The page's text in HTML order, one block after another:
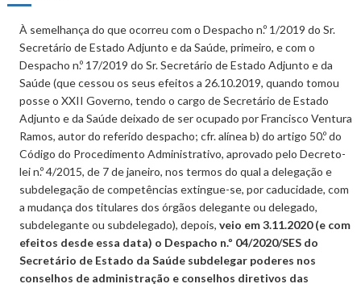
À semelhança do que ocorreu com o Despacho n.º 1/2019 do Sr.
Secretário de Estado Adjunto e da Saúde, primeiro, e com o
Despacho n.º 17/2019 do Sr. Secretário de Estado Adjunto e da
Saúde (que cessou os seus efeitos a 26.10.2019, quando tomou
posse o XXII Governo, tendo o cargo de Secretário de Estado
Adjunto e da Saúde deixado de ser ocupado por Francisco Ventura
Ramos, autor do referido despacho; cfr. alínea b) do artigo 50.º do
Código do Procedimento Administrativo, aprovado pelo Decreto-
lei n.º 4/2015, de 7 de janeiro, nos termos do qual a delegação e
subdelegação de competências extingue-se, por caducidade, com
a mudança dos titulares dos órgãos delegante ou delegado,
subdelegante ou subdelegado), depois, veio em 3.11.2020 (e com
efeitos desde essa data) o Despacho n.º 04/2020/SES do
Secretário de Estado da Saúde subdelegar poderes nos
conselhos de administração e conselhos diretivos das